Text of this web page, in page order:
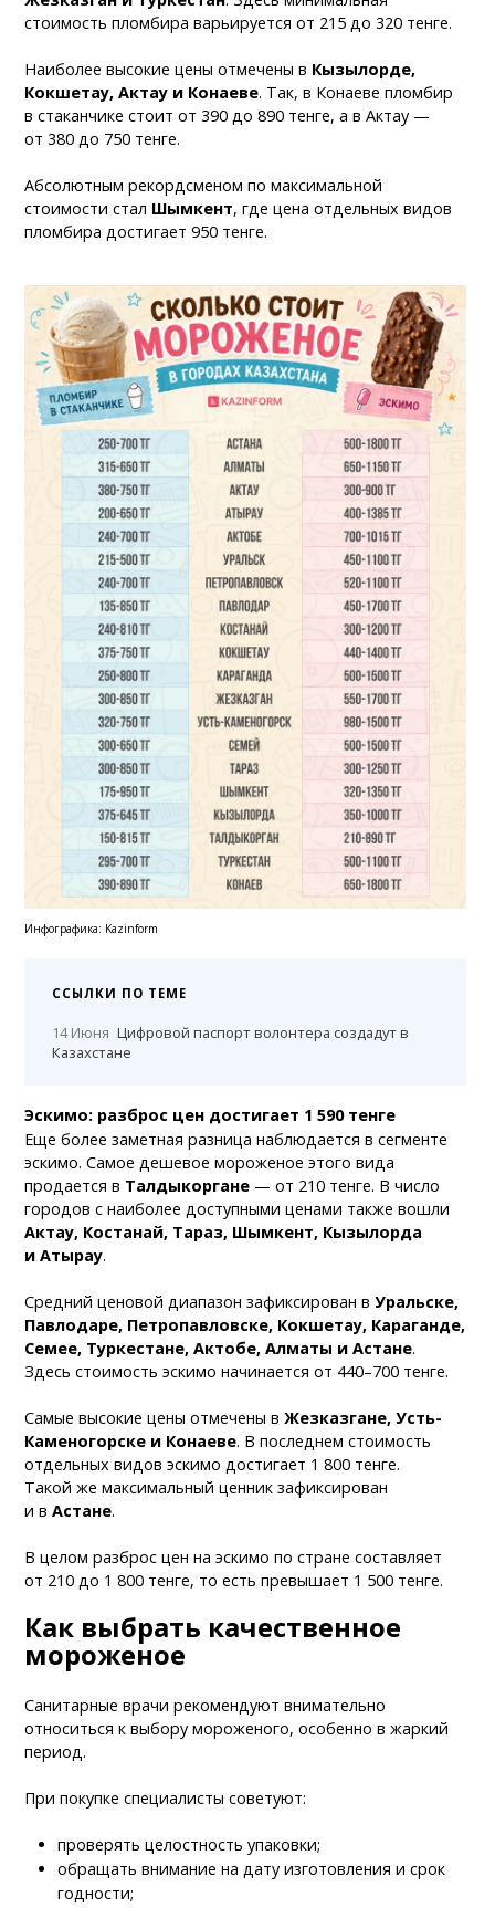
стоимость пломбира варьируется от 215 до 320 тенге.
Наиболее высокие цены отмечены в Кызылорде,
Кокшетау, Актау и Конаеве. Так, в Конаеве пломбир
в стаканчике стоит от 390 до 890 тенге, а в Актау —
от 380 до 750 тенге.
Абсолютным рекордсменом по максимальной
стоимости стал Шымкент, где цена отдельных видов
пломбира достигает 950 тенге.
Инфографика: Kazinform
ССЫЛКИ ПО ТЕМЕ
14 Июня Цифровой паспорт волонтера создадут в
Казахстане
Эскимо: разброс цен достигает 1 590 тенге
Еще более заметная разница наблюдается в сегменте
эскимо. Самое дешевое мороженое этого вида
продается в Талдыкоргане — от 210 тенге. В число
городов с наиболее доступными ценами также вошли
Актау, Костанай, Тараз, Шымкент, Кызылорда
и Атырау.
Средний ценовой диапазон зафиксирован вУральске,
Павлодаре, Петропавловске, Кокшетау, Караганде,
Семее, Туркестане, Актобе, Алматы и Астане.
Здесь стоимость эскимо начинается от 440–700 тенге.
Самые высокие цены отмечены вЖезказгане, Усть-
Каменогорске и Конаеве. В последнем стоимость
отдельных видов эскимо достигает 1 800 тенге.
Такой же максимальный ценник зафиксирован
и вАстане.
В целом разброс цен на эскимо по стране составляет
от 210 до 1 800 тенге, то есть превышает 1 500 тенге.
Как выбрать качественное
мороженое
Санитарные врачи рекомендуют внимательно
относиться к выбору мороженого, особенно в жаркий
период.
При покупке специалисты советуют:
проверять целостность упаковки;
обращать внимание на дату изготовления и срок
годности;